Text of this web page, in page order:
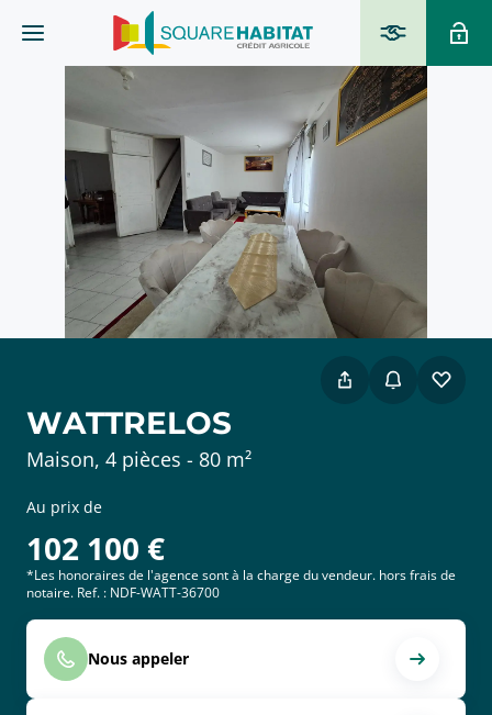
WATTRELOS
Maison, 4 pièces - 80 m²
Au prix de
102 100 €
*Les honoraires de l'agence sont à la charge du vendeur. hors frais de
notaire. Ref. : NDF-WATT-36700
Nous appeler